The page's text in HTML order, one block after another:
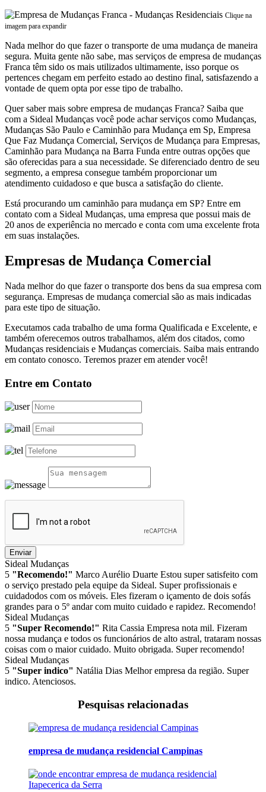
Clique na
imagem para expandir
Nada melhor do que fazer o transporte de uma mudança de maneira
segura. Muita gente não sabe, mas serviços de empresa de mudanças
Franca têm sido os mais utilizados ultimamente, isso porque os
pertences chegam em perfeito estado ao destino final, satisfazendo a
vontade de quem opta por esse tipo de trabalho.
Quer saber mais sobre empresa de mudanças Franca? Saiba que
com a Sideal Mudanças você pode achar serviços como Mudanças,
Mudanças São Paulo e Caminhão para Mudança em Sp, Empresa
Que Faz Mudança Comercial, Serviços de Mudança para Empresas,
Caminhão para Mudança na Barra Funda entre outras opções que
são oferecidas para a sua necessidade. Se diferenciado dentro de seu
segmento, a empresa consegue também proporcionar um
atendimento cuidadoso e que busca a satisfação do cliente.
Está procurando um caminhão para mudança em SP? Entre em
contato com a Sideal Mudanças, uma empresa que possui mais de
20 anos de experiência no mercado e conta com uma excelente frota
em suas instalações.
Empresas de Mudança Comercial
Nada melhor do que fazer o transporte dos bens da sua empresa com
segurança. Empresas de mudança comercial são as mais indicadas
para este tipo de situação.
Executamos cada trabalho de uma forma Qualificada e Excelente, e
também oferecemos outros trabalhamos, além dos citados, como
Mudanças residenciais e Mudanças comerciais. Saiba mais entrando
em contato conosco. Teremos prazer em atender você!
Entre em Contato
Enviar
Sideal Mudanças
5 "Recomendo!" Marco Aurélio Duarte Estou super satisfeito com
o serviço prestado pela equipe da Sideal. Super profissionais e
cuidadodos com os móveis. Eles fizeram o içamento de dois sofás
grandes para o 5º andar com muito cuidado e rapidez. Recomendo!
Sideal Mudanças
5 "Super Recomendo!" Rita Cassia Empresa nota mil. Fizeram
nossa mudança e todos os funcionários de alto astral, trataram nossas
coisas com o maior cuidado. Muito obrigada. Super recomendo!
Sideal Mudanças
5 "Super indico" Natália Dias Melhor empresa da região. Super
indico. Atenciosos.
Pesquisas relacionadas
empresa de mudança residencial Campinas